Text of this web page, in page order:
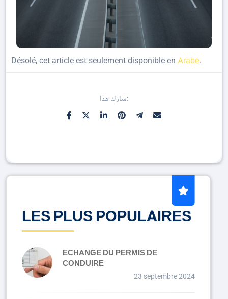
Désolé, cet article est seulement disponible en Arabe.
شارك هذا:
LES PLUS POPULAIRES
ECHANGE DU PERMIS DE
CONDUIRE
23 septembre 2024